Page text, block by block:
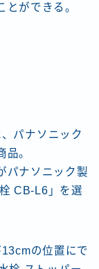
ができる。
パナソニック
。
パナソニック製
CB-L6」を選
の位置にで